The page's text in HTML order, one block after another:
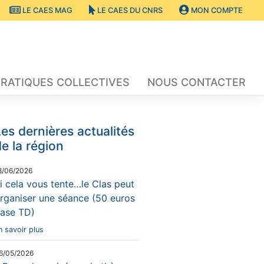
LE CAES MAG LE CAES DU CNRS MON COMPTE
COLLECTIVES NOUS CONTACTER
dernières actualités
la région
06/2026
cela vous tente…le Clas peut
une séance (50 euros
TD)
savoir plus
05/2026